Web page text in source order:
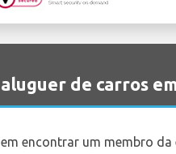
de carros
encontrar um membro